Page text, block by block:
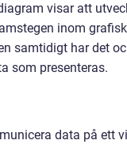
visar att
inom
samtidigt har det
som presenteras.
data på ett